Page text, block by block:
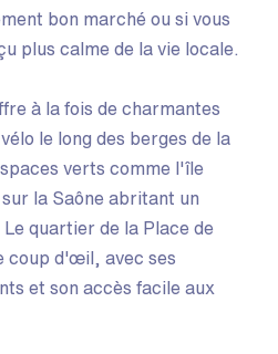
bon marché ou si vous
plus calme de la vie locale.
à la fois de charmantes
le long des berges de la
verts comme l'île
la Saône abritant un
quartier de la Place de
coup d'œil, avec ses
et son accès facile aux